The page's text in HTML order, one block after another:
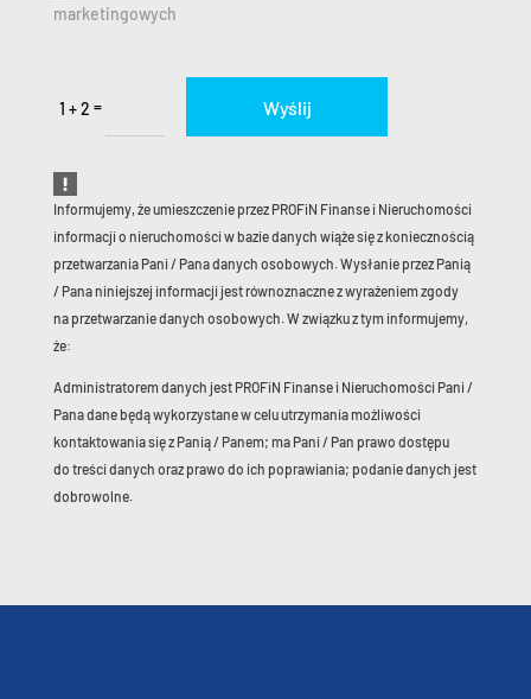
marketingowych
1 + 2 = Wyślij
Informujemy, że umieszczenie przez PROFiN Finanse i Nieruchomości
informacji o nieruchomości w bazie danych wiąże się z koniecznością
przetwarzania Pani / Pana danych osobowych. Wysłanie przez Panią
/ Pana niniejszej informacji jest równoznaczne z wyrażeniem zgody
na przetwarzanie danych osobowych. W związku z tym informujemy,
że:
Administratorem danych jest PROFiN Finanse i Nieruchomości Pani /
Pana dane będą wykorzystane w celu utrzymania możliwości
kontaktowania się z Panią / Panem; ma Pani / Pan prawo dostępu
do treści danych oraz prawo do ich poprawiania; podanie danych jest
dobrowolne.